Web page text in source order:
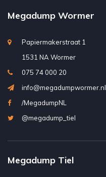
Megadump Wormer
Papiermakerstraat 1
1531 NA Wormer
075 74 000 20
info@megadumpwormer.nl
/MegadumpNL
@megadump_tiel
Megadump Tiel